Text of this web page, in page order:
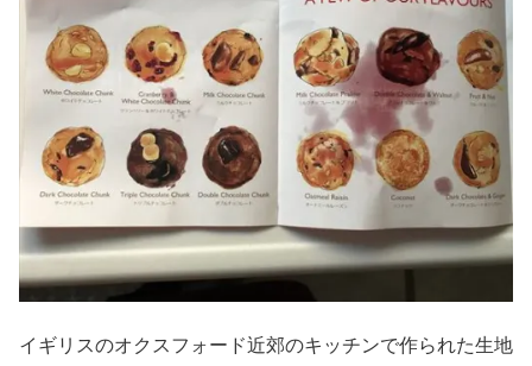
イギリスのオクスフォード近郊のキッチンで作られた生地